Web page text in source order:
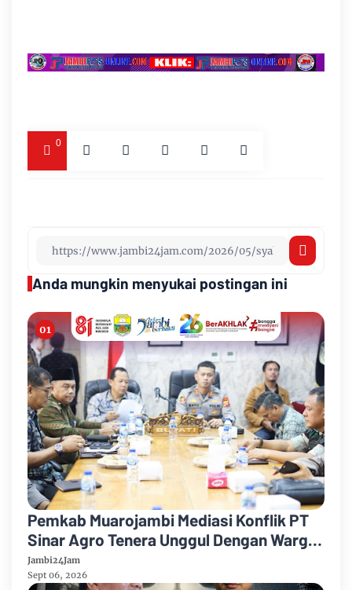
0
Anda mungkin menyukai postingan ini
Pemkab Muarojambi Mediasi Konflik PT
Sinar Agro Tenera Unggul Dengan Warga
Sipin Teluk Duren
Jambi24Jam
Sept 06, 2026